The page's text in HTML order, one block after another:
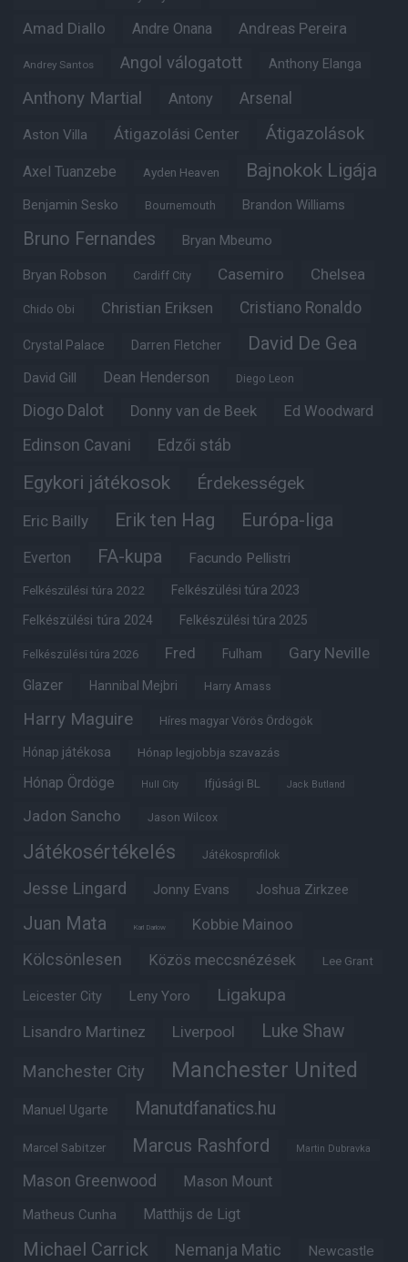
Amad Diallo Andre Onana Andreas Pereira
Andrey Santos Angol válogatott Anthony Elanga
Anthony Martial Antony Arsenal
Aston Villa Átigazolási Center Átigazolások
Axel Tuanzebe Ayden Heaven Bajnokok Ligája
Benjamin Sesko Bournemouth Brandon Williams
Bruno Fernandes Bryan Mbeumo
Bryan Robson Cardiff City Casemiro Chelsea
Chido Obi Christian Eriksen Cristiano Ronaldo
Crystal Palace Darren Fletcher David De Gea
David Gill Dean Henderson Diego Leon
Diogo Dalot Donny van de Beek Ed Woodward
Edinson Cavani Edzői stáb
Egykori játékosok Érdekességek
Eric Bailly Erik ten Hag Európa-liga
Everton FA-kupa Facundo Pellistri
Felkészülési túra 2022 Felkészülési túra 2023
Felkészülési túra 2024 Felkészülési túra 2025
Felkészülési túra 2026 Fred Fulham Gary Neville
Glazer Hannibal Mejbri Harry Amass
Harry Maguire Híres magyar Vörös Ördögök
Hónap játékosa Hónap legjobbja szavazás
Hónap Ördöge Hull City Ifjúsági BL Jack Butland
Jadon Sancho Jason Wilcox
Játékosértékelés Játékosprofilok
Jesse Lingard Jonny Evans Joshua Zirkzee
Juan Mata Karl Darlow Kobbie Mainoo
Kölcsönlesen Közös meccsnézések Lee Grant
Leicester City Leny Yoro Ligakupa
Lisandro Martinez Liverpool Luke Shaw
Manchester City Manchester United
Manuel Ugarte Manutdfanatics.hu
Marcel Sabitzer Marcus Rashford Martin Dubravka
Mason Greenwood Mason Mount
Matheus Cunha Matthijs de Ligt
Michael Carrick Nemanja Matic Newcastle